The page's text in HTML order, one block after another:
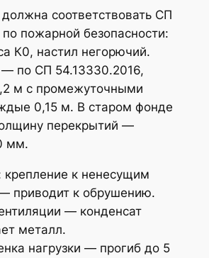
соответствовать СП
пожарной безопасности:
К0, настил негорючий.
по СП 54.13330.2016,
м с промежуточными
0,15 м. В старом фонде
перекрытий —
мм.
к ненесущим
приводит к обрушению.
— конденсат
металл.
нагрузки — прогиб до 5